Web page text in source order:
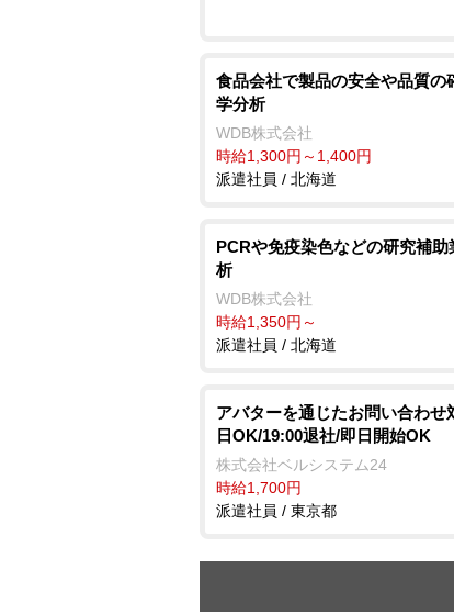
食品会社で製品の安全や品質の
学分析
WDB株式会社
時給1,300円～1,400円
派遣社員 / 北海道
PCRや免疫染色などの研究補助
析
WDB株式会社
時給1,350円～
派遣社員 / 北海道
アバターを通じたお問い合わせ
日OK/19:00退社/即日開始OK
株式会社ベルシステム24
時給1,700円
派遣社員 / 東京都